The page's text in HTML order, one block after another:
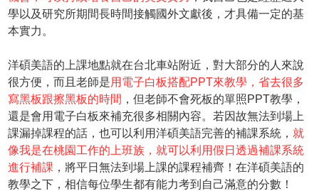
學以及研究所期間長時間接觸國外文獻後，才具備一定的基
本實力。
洋碩美語的上課地點就在台北車站附近，對大部分的人來說
很方便，而且老師是用電子白板搭配PPT來教學，省去很多
寫黑板跟擦黑板的時間 ，但老師不會死板的單照PPT教學，
還是會用電子白板來補充很多相關內容。若因故無法到場上
課漏掉課程的話，也可以利用洋碩美語完善的補課系統， 就
像我是在桃園工作的上班族，就可以利用假日透過補課系統
進行補課 ，將平日無法到場上課的課程補齊！在洋碩美語的
教學之下，相信每位學生都有能力考到自己滿意的分數！